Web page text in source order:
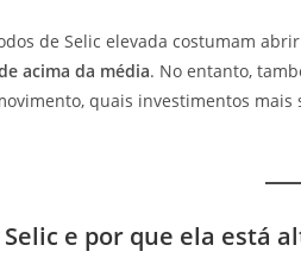
de Selic elevada costumam
acima da média. No entanto,
quais investimentos
e por que ela está